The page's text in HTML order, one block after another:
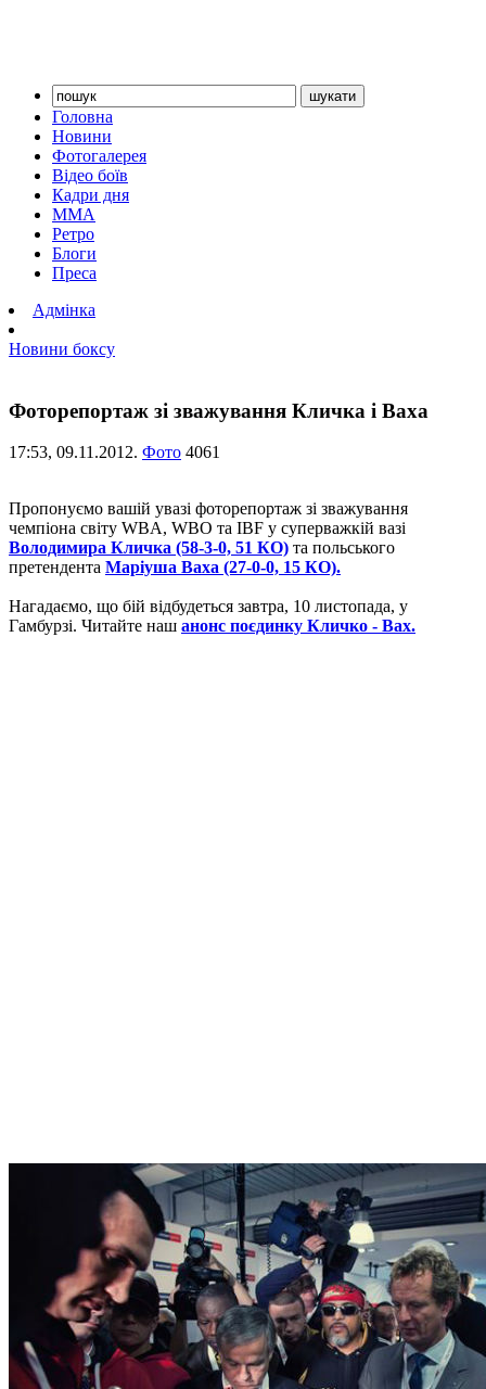
Головна
Новини
Фотогалерея
Відео боїв
Кадри дня
ММА
Ретро
Блоги
Преса
Адмінка
Новини боксу
Фоторепортаж зі зважування Кличка і Ваха
17:53, 09.11.2012. Фото 4061
Пропонуємо вашій увазі фоторепортаж зі зважування
чемпіона світу WBA, WBO та IBF у суперважкій вазі
Володимира Кличка (58-3-0, 51 КО) та польського
претендента Маріуша Ваха (27-0-0, 15 КО).
Нагадаємо, що бій відбудеться завтра, 10 листопада, у
Гамбурзі. Читайте наш анонс поєдинку Кличко - Вах.